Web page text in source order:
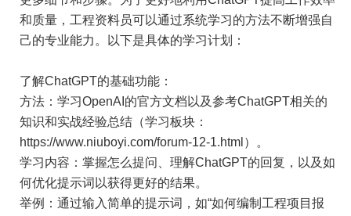
和质量，工程资料员可以通过系统学习的方法不断增强自
己的专业能力。以下是具体的学习计划：
了解ChatGPT的基础功能：
方法：学习OpenAI的官方文档以及参考ChatGPT相关的
知识和实战经验总结（学习板块：
https://www.niuboyi.com/forum-12-1.html ）。
学习内容：掌握怎么提问、理解ChatGPT的回复，以及如
何优化提示词以获得更好的结果。
举例：通过输入简单的提示词，如“如何编制工程项目报